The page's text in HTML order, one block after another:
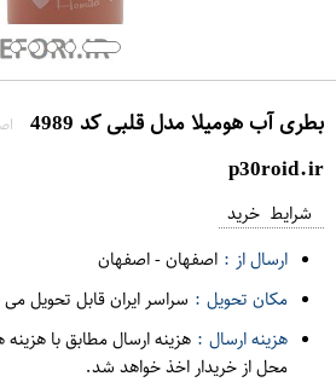
بطری آب هومیلا مدل قلبی کد 4989
p30roid.ir
شرایط خرید
ارسال از : اصفهان-اصفهان
مکان تحویل : سراسر ایران قابل تحویل
هزینه ارسال : هزینه ارسال مطابق با
محل از خریدار اخذ خواهد شد.